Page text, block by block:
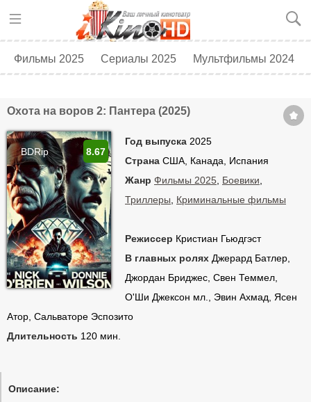
Фильмы 2025 Сериалы 2025 Мультфильмы 2024
Охота на воров 2: Пантера (2025)
BDRip
Год выпуска 2025
Страна США, Канада, Испания
Жанр Фильмы 2025 Боевики
Триллеры
Криминальные фильмы
Режиссер Кристиан Гьюдгэст
В главных ролях Джерард Батлер,
Джордан Бриджес, Свен Теммел,
О'Ши Джексон мл., Эвин Ахмад, Ясен
Атор, Сальваторе Эспозито
Длительность 120 мин.
8.67
Описание: